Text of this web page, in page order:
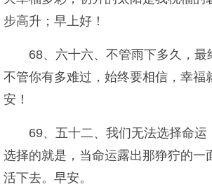
步高升；早上好！
68、六十六、不管雨下多久，最
不管你有多难过，始终要相信，幸福
安！
69、五十二、我们无法选择命运
选择的就是，当命运露出那狰狞的一
活下去。早安。